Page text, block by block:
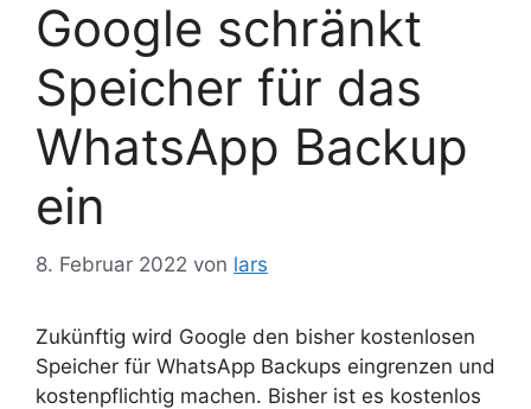
Google schränkt
Speicher für das
WhatsApp Backup
ein
8. Februar 2022 von lars
Zukünftig wird Google den bisher kostenlosen
Speicher für WhatsApp Backups eingrenzen und
kostenpflichtig machen. Bisher ist es kostenlos